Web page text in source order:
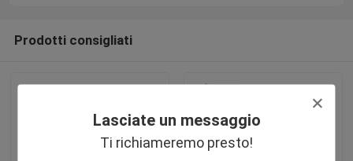
Lasciate un messaggio
Ti richiameremo presto!
Prodotti consigliati